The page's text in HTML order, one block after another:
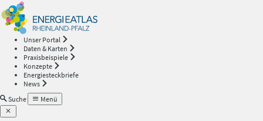
Unser Portal
Daten & Karten
Praxisbeispiele
Konzepte
Energiesteckbriefe
News
Suche
Menü